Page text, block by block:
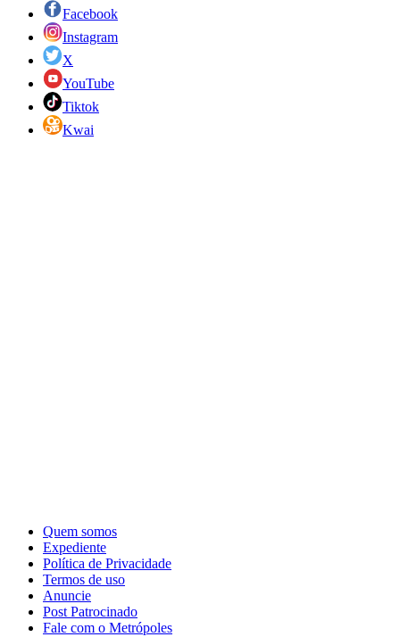
Facebook
Instagram
X
YouTube
Tiktok
Kwai
Quem somos
Expediente
Política de Privacidade
Termos de uso
Anuncie
Post Patrocinado
Fale com o Metrópoles